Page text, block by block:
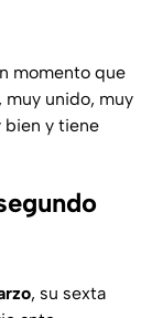
momento que
muy unido, muy
bien y tiene
, su sexta